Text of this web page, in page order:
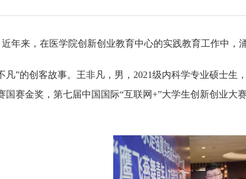
年来，在医学院创新创业教育中心的实践教育工作中，
”的创客故事。 王非凡，男， 2021级内科学专业硕士生
国赛金奖 ， 第七届中国国际“互联网+”大学生创新创业大